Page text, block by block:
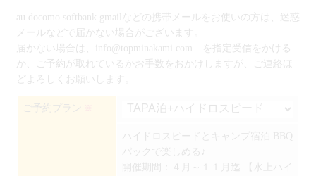
au.docomo.softbank.gmailなどの携帯メールをお使いの方は、迷惑
メールなどで届かない場合がございます。
届かない場合は、info@topminakami.com を指定受信をかける
か、ご予約が取れているかお手数をおかけしますが、ご連絡ほ
どよろしくお願いします。
ご予約プラン
ハイドロスピードとキャンプ宿泊 BBQ
パックで楽しめる♪
開催期間：４月～１１月迄 【水上ハイ